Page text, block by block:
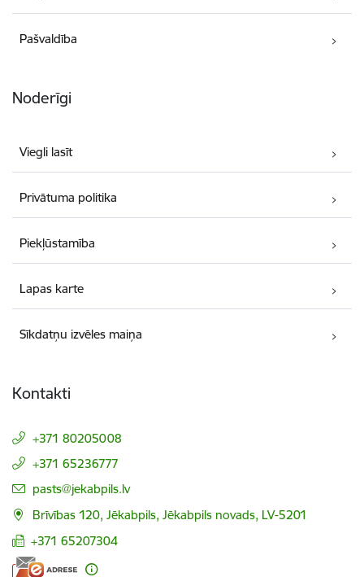
Pašvaldība
Noderīgi
Viegli lasīt
Privātuma politika
Piekļūstamība
Lapas karte
Sīkdatņu izvēles maiņa
Kontakti
+371 80205008
+371 65236777
E-pasts:
pasts@jekabpils.lv
Brīvības 120, Jēkabpils, Jēkabpils novads, LV-5201
+371 65207304